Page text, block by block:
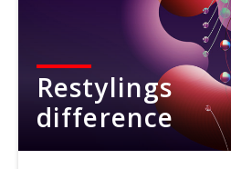
Restylings
difference